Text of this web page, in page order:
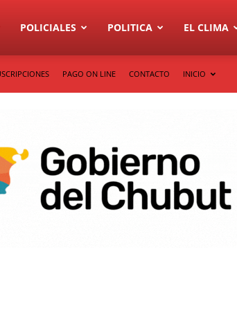
POLICIALES POLITICA EL CLIMA
PAGO ON LINE CONTACTO INICIO